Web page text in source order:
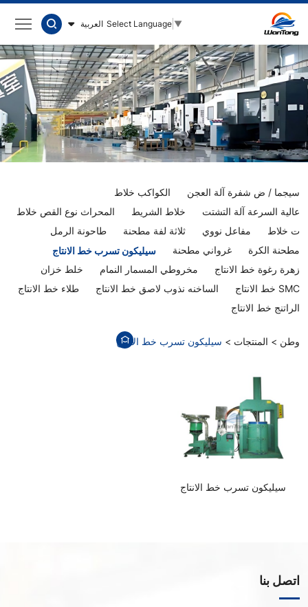
Select Language ▼ العربية
سيليكون
تسرب
خط
الانتاج
سيجما / ض شفرة آلة العجن
الكواكب خلاط
عالية السرعة آلة التشتت
خلاط الشريط
المحراث نوع القص خلاط
ت خلاط
مفاعل نووي ثلاثة لفة مطحنة
طاحونة الرمل
مطحنة الكرة
غرواني مطحنة سيليكون تسرب خط الانتاج
زهرة رغوة خط الانتاج مخروطي المسمار النمام
خلط خزان
SMC خط الانتاج
الساخنه نذوب لاصق خط الانتاج
طلاء خط الانتاج
الراتنج خط الانتاج
وطن المنتجات سيليكون تسرب خط الانتاج
سيليكون تسرب خط الانتاج
اتصل بنا